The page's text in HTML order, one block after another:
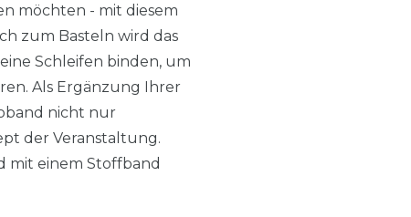
möchten - mit diesem
zum Basteln wird das
Schleifen binden, um
Als Ergänzung Ihrer
nicht nur
der Veranstaltung.
mit einem Stoffband